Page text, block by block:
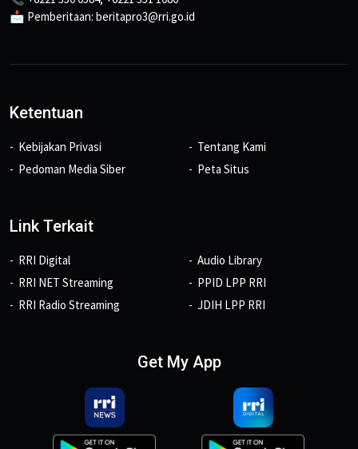
📩 Pemberitaan: beritapro3@rri.go.id
Ketentuan
Kebijakan Privasi
Pedoman Media Siber
Tentang Kami
Peta Situs
Link Terkait
RRI Digital
RRI NET Streaming
RRI Radio Streaming
Audio Library
PPID LPP RRI
JDIH LPP RRI
Get My App